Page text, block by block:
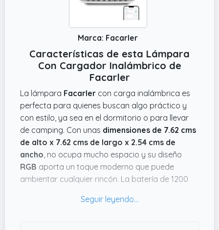
Marca: Facarler
Características de esta Lámpara
Con Cargador Inalámbrico de
Facarler
La lámpara Facarler con carga inalámbrica es
perfecta para quienes buscan algo práctico y
con estilo, ya sea en el dormitorio o para llevar
de camping. Con unas dimensiones de 7.62 cms
de alto x 7.62 cms de largo x 2.54 cms de
ancho , no ocupa mucho espacio y su diseño
RGB aporta un toque moderno que puede
ambientar cualquier rincón. La batería de 1200
constantemente, lo cual se agradece si la quieres